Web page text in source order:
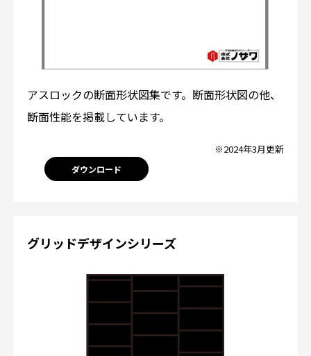
アスロックの断面形状図集です。断面形状図の他、
断面性能を掲載しています。
※2024年3月更新
ダウンロード
グリッドデザインシリーズ